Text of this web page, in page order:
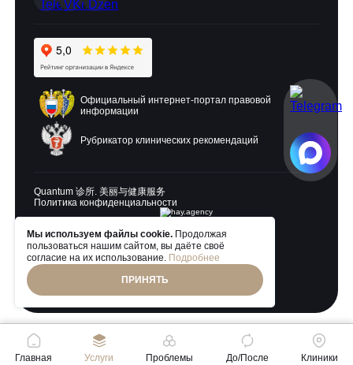
Официальный интернет-портал правовой
информации
Рубрикатор клинических рекомендаций
Политика конфиденциальности
Разработка и продвижение:
Quantum 诊所. 美丽与健康服务
Мы используем файлы cookie. Продолжая
пользоваться нашим сайтом, вы даёте своё
согласие на их использование. Подробнее
ПРИНЯТЬ
Главная Услуги Проблемы До/После Клиники